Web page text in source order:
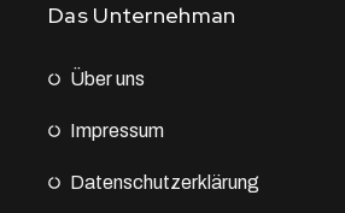
Das Unternehman
Über uns
Impressum
Datenschutz­erklärung